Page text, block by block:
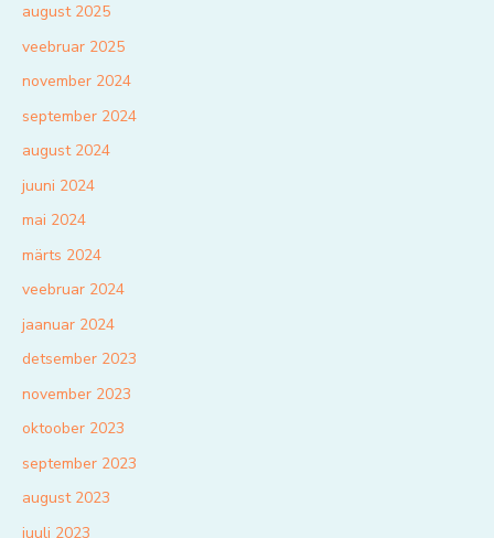
august 2025
veebruar 2025
november 2024
september 2024
august 2024
juuni 2024
mai 2024
märts 2024
veebruar 2024
jaanuar 2024
detsember 2023
november 2023
oktoober 2023
september 2023
august 2023
juuli 2023